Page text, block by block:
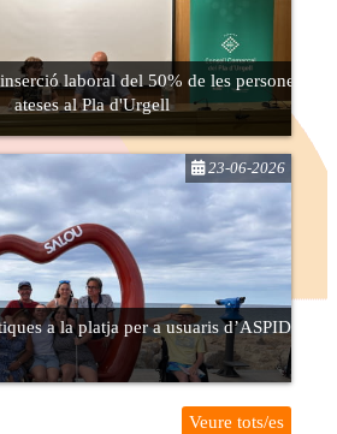
laboral del 50% de les persones
ateses al Pla d'Urgell
a la platja per a usuaris d’ASPID
23-06-2026
Veure tots/es